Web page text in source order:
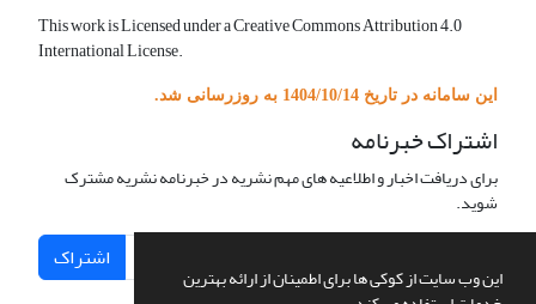
این وب سایت از کوکی ها برای اطمینان از ارائه بهترین
This work is Licensed under a Creative Commons Attribution 4.0
International License.
این سامانه در تاریخ 1404/10/14 به روزرسانی شد.
اشتراک خبرنامه
برای دریافت اخبار و اطلاعیه های مهم نشریه در خبرنامه نشریه مشترک
شوید.
اشتراک